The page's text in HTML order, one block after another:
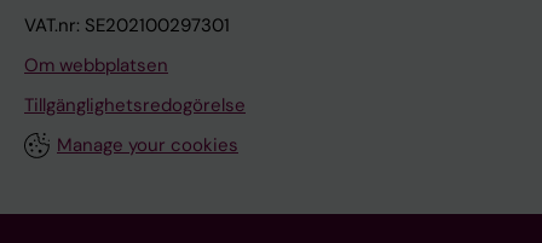
VAT.nr: SE202100297301
Om webbplatsen
Tillgänglighetsredogörelse
Manage your cookies